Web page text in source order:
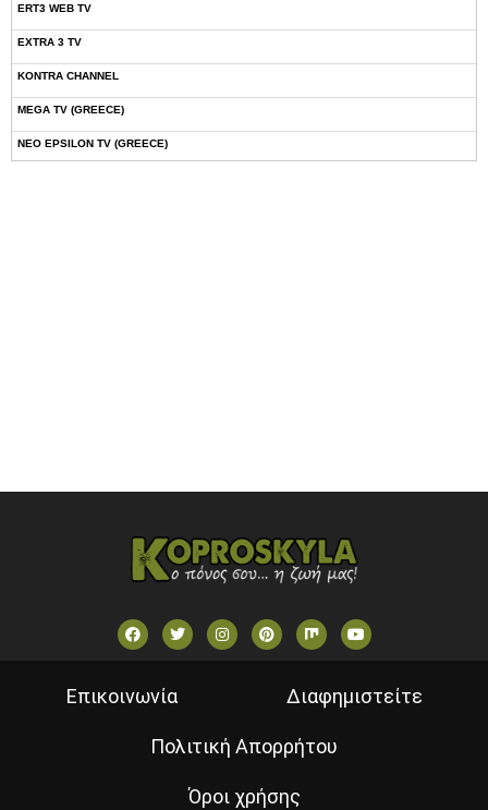
ERT3 WEB TV
EXTRA 3 TV
KONTRA CHANNEL
MEGA TV (GREECE)
NEO EPSILON TV (GREECE)
Επικοινωνία Διαφημιστείτε
Πολιτική Απορρήτου
Όροι χρήσης